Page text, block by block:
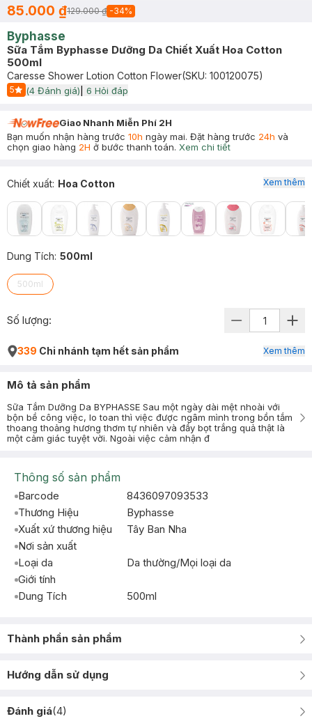
85.000 ₫129.000 ₫ -34%
Byphasse
Sữa Tắm Byphasse Dưỡng Da Chiết Xuất Hoa Cotton
500ml
Caresse Shower Lotion Cotton Flower(SKU: 100120075)
5
Start Icon
(4 Đánh giá) 6 Hỏi đáp
Giao Nhanh Miễn Phí 2H
Bạn muốn nhận hàng trước 10h ngày mai. Đặt hàng trước 24h và
chọn giao hàng 2H ở bước thanh toán. Xem chi tiết
Chiết xuất: Hoa Cotton
Dung Tích: 500ml
500ml
Xem thêm
Số lượng:
339 Chi nhánh tạm hết sản phẩm Xem thêm
Mô tả sản phẩm
Sữa Tắm Dưỡng Da BYPHASSE Sau một ngày dài mệt nhoài với
bộn bề công việc, lo toan thì việc được ngâm mình trong bồn tắm
thoang thoảng hương thơm tự nhiên và đầy bọt trắng quả thật là
một cảm giác tuyệt vời. Ngoài việc cảm nhận đ
Thông số sản phẩm
Barcode
8436097093533
Thương Hiệu
Byphasse
Xuất xứ thương hiệu
Tây Ban Nha
Nơi sản xuất
Loại da
Da thường/Mọi loại da
Giới tính
Dung Tích
500ml
Thành phần sản phẩm
Hướng dẫn sử dụng
Đánh giá(4)